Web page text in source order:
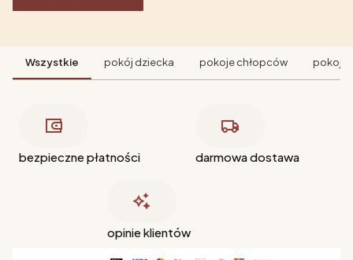
Wszystkie pokój dziecka pokoje chłopców pokoje
bezpieczne płatności darmowa dostawa
opinie klientów